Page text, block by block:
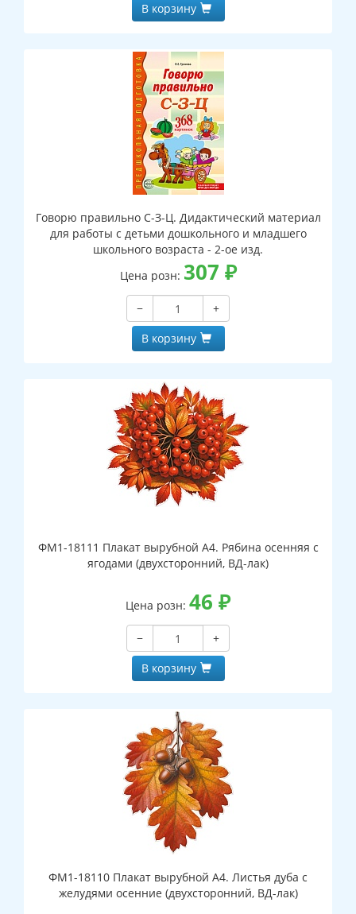
В корзину
Говорю правильно С-З-Ц. Дидактический материал
для работы с детьми дошкольного и младшего
школьного возраста - 2-ое изд.
Цена розн: 307 ₽
−
+
В корзину
ФМ1-18111 Плакат вырубной А4. Рябина осенняя с
ягодами (двухсторонний, ВД-лак)
Цена розн: 46 ₽
−
+
В корзину
ФМ1-18110 Плакат вырубной А4. Листья дуба с
желудями осенние (двухсторонний, ВД-лак)